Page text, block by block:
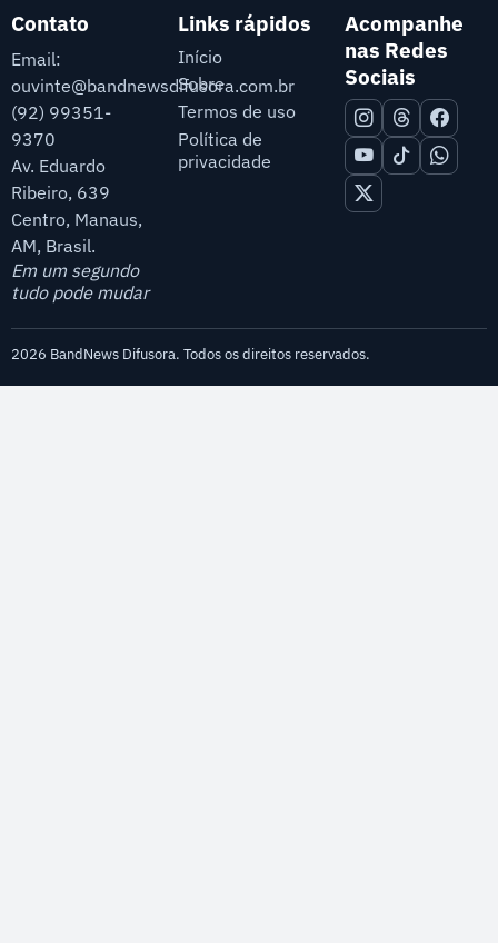
Contato
Email:
ouvinte@bandnewsdifusora.com.br
(92) 99351-
9370
Av. Eduardo
Ribeiro, 639
Centro, Manaus,
AM, Brasil.
Em um segundo
tudo pode mudar
Links rápidos
Início
Sobre
Termos de uso
Política de
privacidade
Acompanhe
nas Redes
Sociais
2026 BandNews Difusora. Todos os direitos reservados.